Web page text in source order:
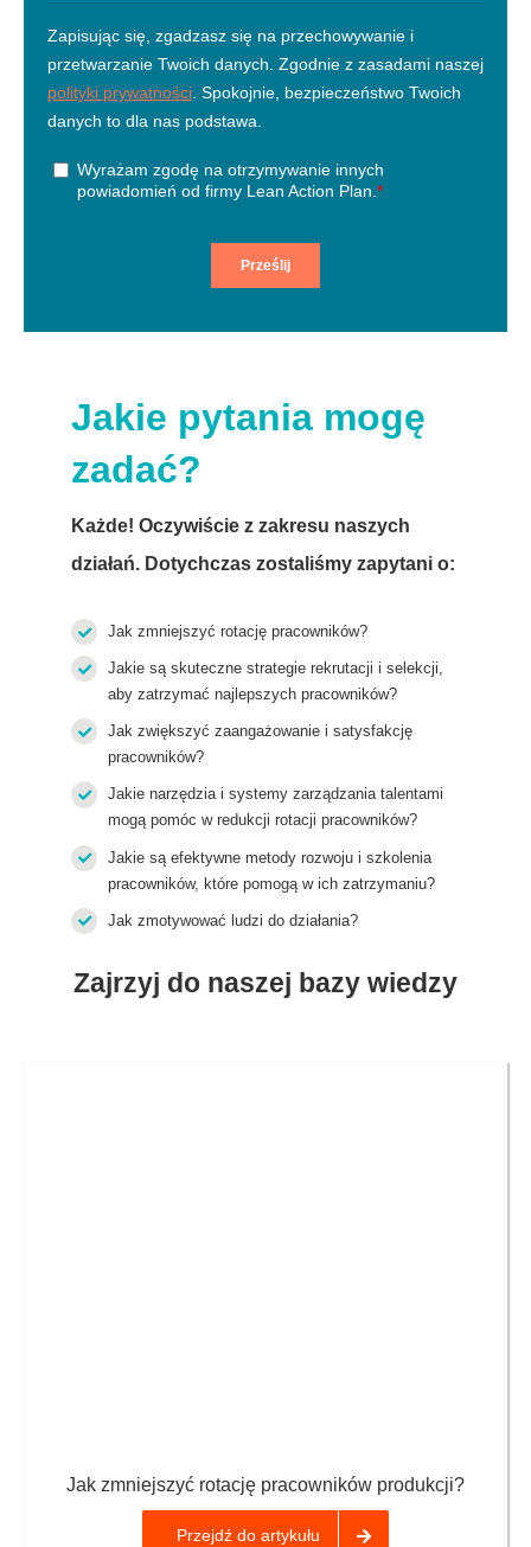
Jakie pytania mogę
zadać?
Każde! Oczywiście z zakresu naszych
działań. Dotychczas zostaliśmy zapytani o:
Jak zmniejszyć rotację pracowników?
Jakie są skuteczne strategie rekrutacji i selekcji,
aby zatrzymać najlepszych pracowników?
Jak zwiększyć zaangażowanie i satysfakcję
pracowników?
Jakie narzędzia i systemy zarządzania talentami
mogą pomóc w redukcji rotacji pracowników?
Jakie są efektywne metody rozwoju i szkolenia
pracowników, które pomogą w ich zatrzymaniu?
Jak zmotywować ludzi do działania?
Zajrzyj do naszej bazy wiedzy
Jak zmniejszyć rotację pracowników produkcji?
Przejdź do artykułu